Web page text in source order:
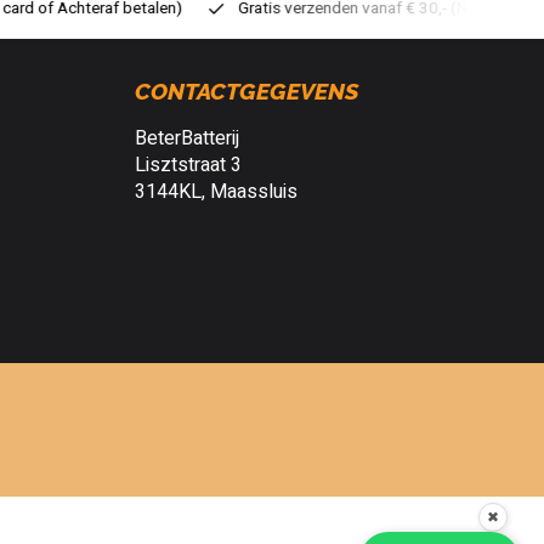
verzenden vanaf € 30,- (NL) Verzendkosten € 2,95 (NL)
CONTACTGEGEVENS
BeterBatterij
Lisztstraat 3
3144KL, Maassluis
✖